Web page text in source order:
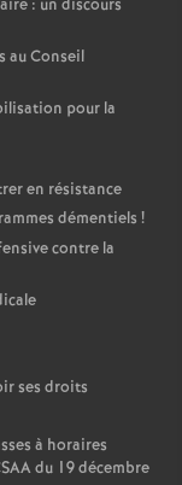
r
l
é
a
n
s
T
: un discours
au Conseil
pour la
en résistance
démentiels !
contre la
ses droits
à horaires
du 19 décembre